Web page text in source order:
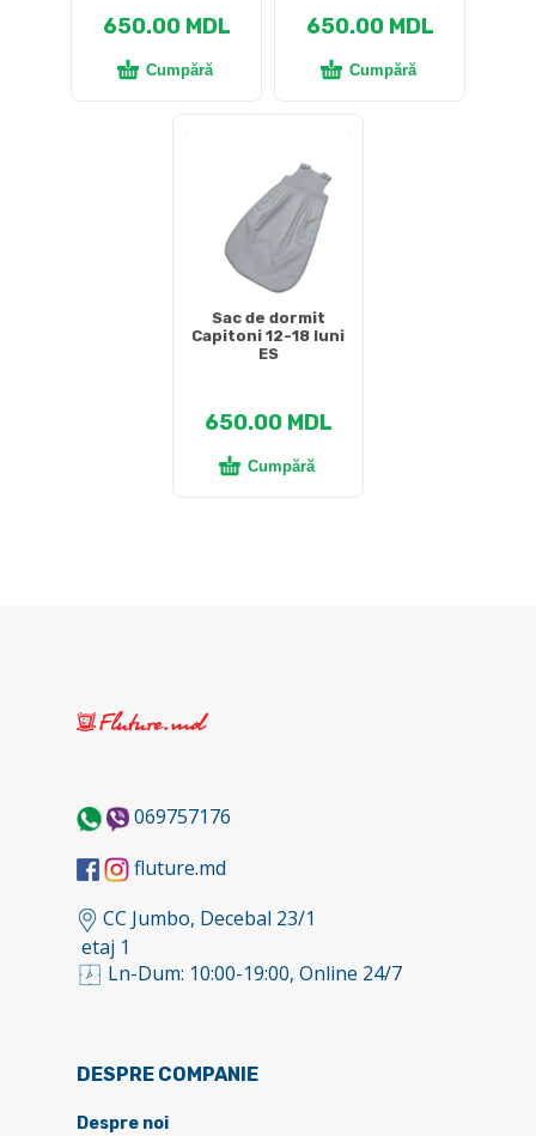
650.00 MDL
Cumpără
650.00 MDL
Cumpără
Sac de dormit
Capitoni 12-18 luni
ES
650.00 MDL
Cumpără
069757176
fluture.md
CC Jumbo, Decebal 23/1
etaj 1
Ln-Dum: 10:00-19:00, Online 24/7
DESPRE COMPANIE
Despre noi